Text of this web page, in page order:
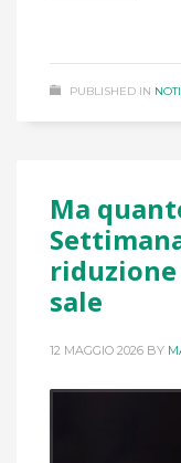
PUBLISHED IN
Ma
sale
12 MAGGIO 2026 BY